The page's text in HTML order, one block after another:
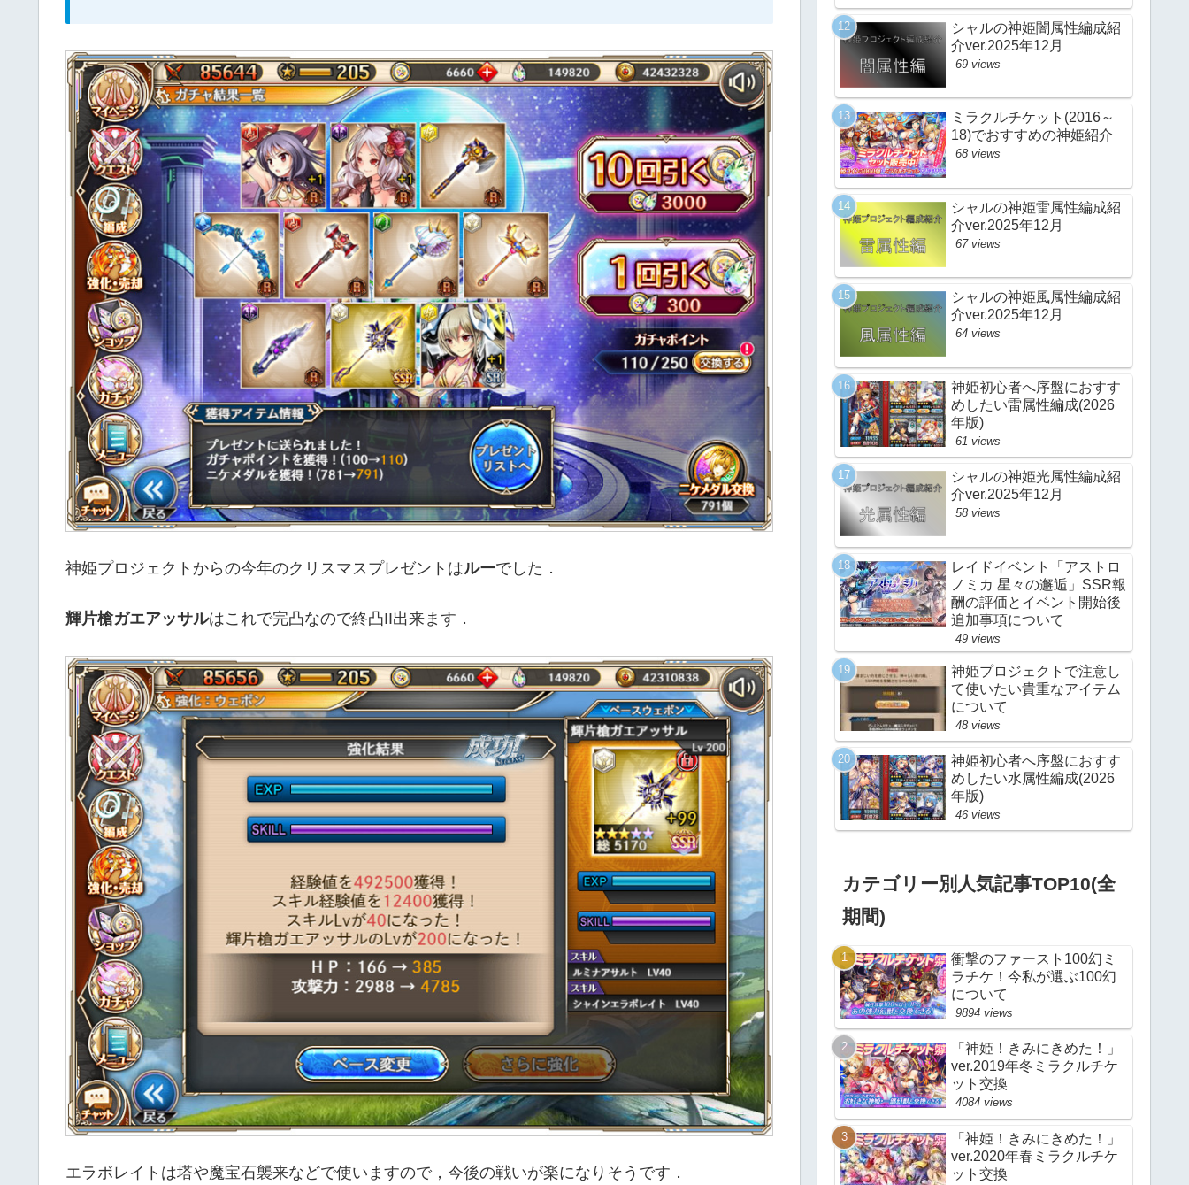
神姫プロジェクトからの今年のクリスマスプレゼントはルーでした．
輝片槍ガエアッサルはこれで完凸なので終凸II出来ます．
エラボレイトは塔や魔宝石襲来などで使いますので，今後の戦いが楽になりそうです．
シャルの神姫闇属性編成紹
介ver.2025年12月
69 views
ミラクルチケット(2016～
18)でおすすめの神姫紹介
68 views
シャルの神姫雷属性編成紹
介ver.2025年12月
67 views
シャルの神姫風属性編成紹
介ver.2025年12月
64 views
神姫初心者へ序盤におすす
めしたい雷属性編成(2026
年版)
61 views
シャルの神姫光属性編成紹
介ver.2025年12月
58 views
レイドイベント「アストロ
ノミカ 星々の邂逅」SSR報
酬の評価とイベント開始後
追加事項について
49 views
神姫プロジェクトで注意し
て使いたい貴重なアイテム
について
48 views
神姫初心者へ序盤におすす
めしたい水属性編成(2026
年版)
46 views
カテゴリー別人気記事TOP10(全
期間)
衝撃のファースト100幻ミ
ラチケ！今私が選ぶ100幻
について
9894 views
「神姫！きみにきめた！」
ver.2019年冬ミラクルチケ
ット交換
4084 views
「神姫！きみにきめた！」
ver.2020年春ミラクルチケ
ット交換